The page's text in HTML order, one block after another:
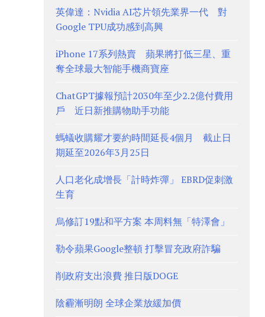
英偉達：Nvidia AI芯片領先業界一代 對
Google TPU成功感到高興
iPhone 17系列熱賣 蘋果將打低三星、重
奪全球最大智能手機商寶座
ChatGPT據報預計2030年至少2.2億付費用
戶 近日新推購物助手功能
螞蟻收購耀才要約時間延長4個月 截止日
期延至2026年3月25日
人口老化成增長「計時炸彈」 EBRD促刺激
生育
烏修訂19點和平方案 本周料無「特澤會」
勒令蘋果Google整頓 打擊冒充政府詐騙
削政府支出浪費 推日版DOGE
陰霾漸明朗 全球企業放緩加價